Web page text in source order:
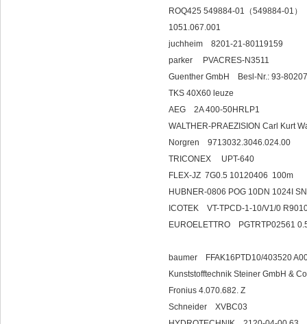
ROQ425 549884-01（549884-01）
1051.067.001
juchheim 8201-
parker PVACRES-N3511
Guenther GmbH Besl-Nr.: 93-
TKS 40X60 leuze
AEG 2A 400-50HRLP1
WALTHER-PRAEZISION Carl Kurt
Norgren
TRICONEX UPT-640
FLEX-JZ 7G0.5 10120406 100m
HUBNER-0806 POG 10DN 1024I
ICOTEK VT-TPCD-1-10/V1/0
EUROELETTRO
baumer
Kunststofftechnik
Fronius 4.070.682. Z
Schneider